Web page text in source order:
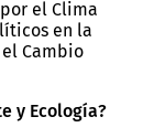
el Clima
en la
Cambio
y Ecología?